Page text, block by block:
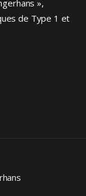
»,
de Type 1 et